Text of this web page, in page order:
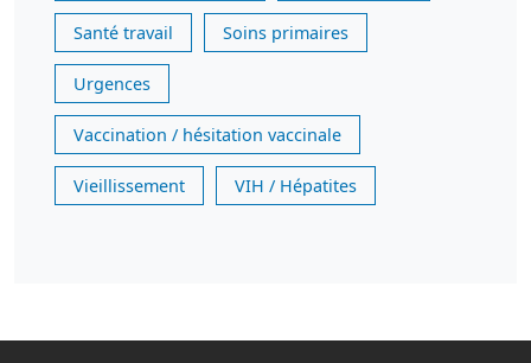
Santé travail Soins primaires
Urgences
Vaccination / hésitation vaccinale
Vieillissement VIH / Hépatites